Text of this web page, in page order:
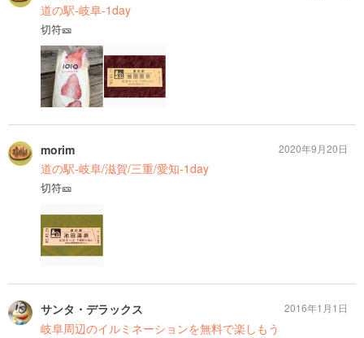
道の駅-岐阜-1day
切符🎫
morim
道の駅-岐阜/滋賀/三重/愛知-1day
切符🎫
2020年9月20日
サンタ・デラックス
岐阜周辺のイルミネーションを無料で楽しもう
2016年1月1日